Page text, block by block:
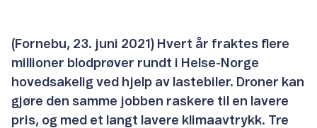
(Fornebu, 23. juni 2021) Hvert år fraktes flere
millioner blodprøver rundt i Helse-Norge
hovedsakelig ved hjelp av lastebiler. Droner kan
gjøre den samme jobben raskere til en lavere
pris, og med et langt lavere klimaavtrykk. Tre